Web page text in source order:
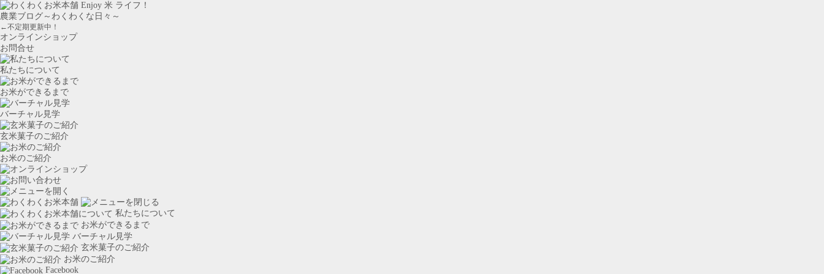
農業ブログ～わくわくな日々～
←不定期更新中！
オンラインショップ
お問合せ
私たちについて
お米ができるまで
バーチャル見学
玄米菓子のご紹介
お米のご紹介
私たちについて
お米ができるまで
バーチャル見学
玄米菓子のご紹介
お米のご紹介
Facebook